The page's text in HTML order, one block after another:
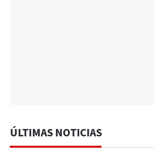
ÚLTIMAS NOTICIAS